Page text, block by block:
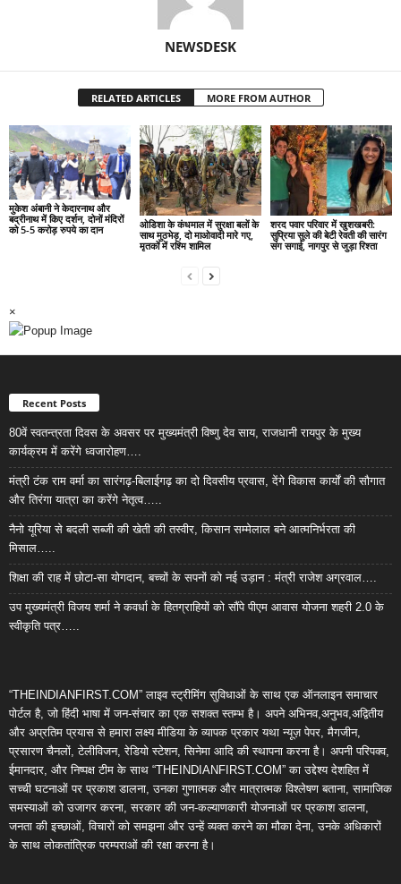
NEWSDESK
RELATED ARTICLES MORE FROM AUTHOR
मुकेश अंबानी ने केदारनाथ और
बद्रीनाथ में किए दर्शन, दोनों मंदिरों
को 5-5 करोड़ रुपये का दान
ओडिशा के कंधमाल में सुरक्षा बलों के
साथ मुठभेड़, दो माओवादी मारे गए,
मृतकों में रश्मि शामिल
शरद पवार परिवार में खुशखबरी:
सुप्रिया सुले की बेटी रेवती की सारंग
संग सगाई, नागपुर से जुड़ा रिश्ता
×
Recent Posts
80वें स्वतन्त्रता दिवस के अवसर पर मुख्यमंत्री विष्णु देव साय, राजधानी रायपुर के मुख्य
कार्यक्रम में करेंगे ध्वजारोहण….
मंत्री टंक राम वर्मा का सारंगढ़-बिलाईगढ़ का दो दिवसीय प्रवास, देंगे विकास कार्यों की सौगात
और तिरंगा यात्रा का करेंगे नेतृत्व…..
नैनो यूरिया से बदली सब्जी की खेती की तस्वीर, किसान सम्मेलाल बने आत्मनिर्भरता की
मिसाल…..
शिक्षा की राह में छोटा-सा योगदान, बच्चों के सपनों को नई उड़ान : मंत्री राजेश अग्रवाल….
उप मुख्यमंत्री विजय शर्मा ने कवर्धा के हितग्राहियों को सौंपे पीएम आवास योजना शहरी 2.0 के
स्वीकृति पत्र…..
“THEINDIANFIRST.COM” लाइव स्ट्रीमिंग सुविधाओं के साथ एक ऑनलाइन समाचार
पोर्टल है, जो हिंदी भाषा में जन-संचार का एक सशक्त स्तम्भ है। अपने अभिनव,अनुभव,अद्वितीय
और अप्रतिम प्रयास से हमारा लक्ष्य मीडिया के व्यापक प्रकार यथा न्यूज़ पेपर, मैगजीन,
प्रसारण चैनलों, टेलीविजन, रेडियो स्टेशन, सिनेमा आदि की स्थापना करना है। अपनी परिपक्व,
ईमानदार, और निष्पक्ष टीम के साथ “THEINDIANFIRST.COM” का उद्देश्य देशहित में
सच्ची घटनाओं पर प्रकाश डालना, उनका गुणात्मक और मात्रात्मक विश्लेषण बताना, सामाजिक
समस्याओं को उजागर करना, सरकार की जन-कल्याणकारी योजनाओं पर प्रकाश डालना,
जनता की इच्छाओं, विचारों को समझना और उन्हें व्यक्त करने का मौका देना, उनके अधिकारों
के साथ लोकतांत्रिक परम्पराओं की रक्षा करना है।